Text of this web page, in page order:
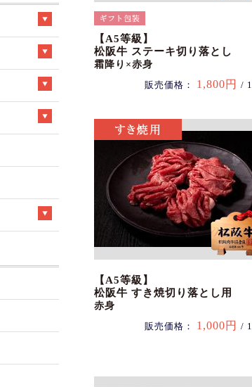
【A5等級】
松阪牛 ステーキ切り落とし
霜降り×赤身
販売価格： 1,800円 /
【A5等級】
松阪牛 すき焼切り落とし用
赤身
販売価格： 1,000円 /